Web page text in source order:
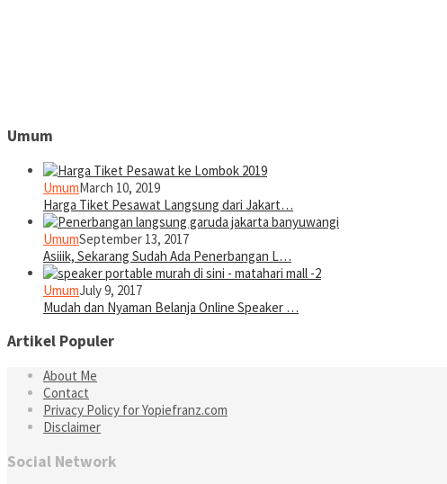
Umum
UmumMarch 10, 2019
Harga Tiket Pesawat Langsung dari Jakart…
UmumSeptember 13, 2017
Asiiik, Sekarang Sudah Ada Penerbangan L…
UmumJuly 9, 2017
Mudah dan Nyaman Belanja Online Speaker …
Artikel Populer
About Me
Contact
Privacy Policy for Yopiefranz.com
Disclaimer
Social Network